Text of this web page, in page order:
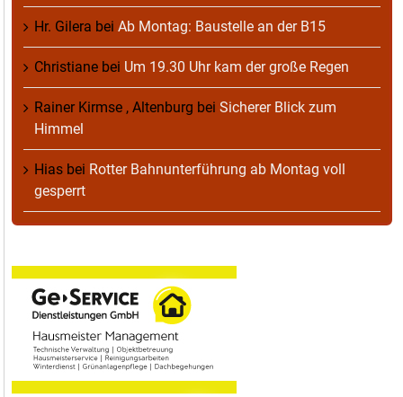
Hr. Gilera bei Ab Montag: Baustelle an der B15
Christiane bei Um 19.30 Uhr kam der große Regen
Rainer Kirmse , Altenburg bei Sicherer Blick zum
Himmel
Hias bei Rotter Bahnunterführung ab Montag voll
gesperrt